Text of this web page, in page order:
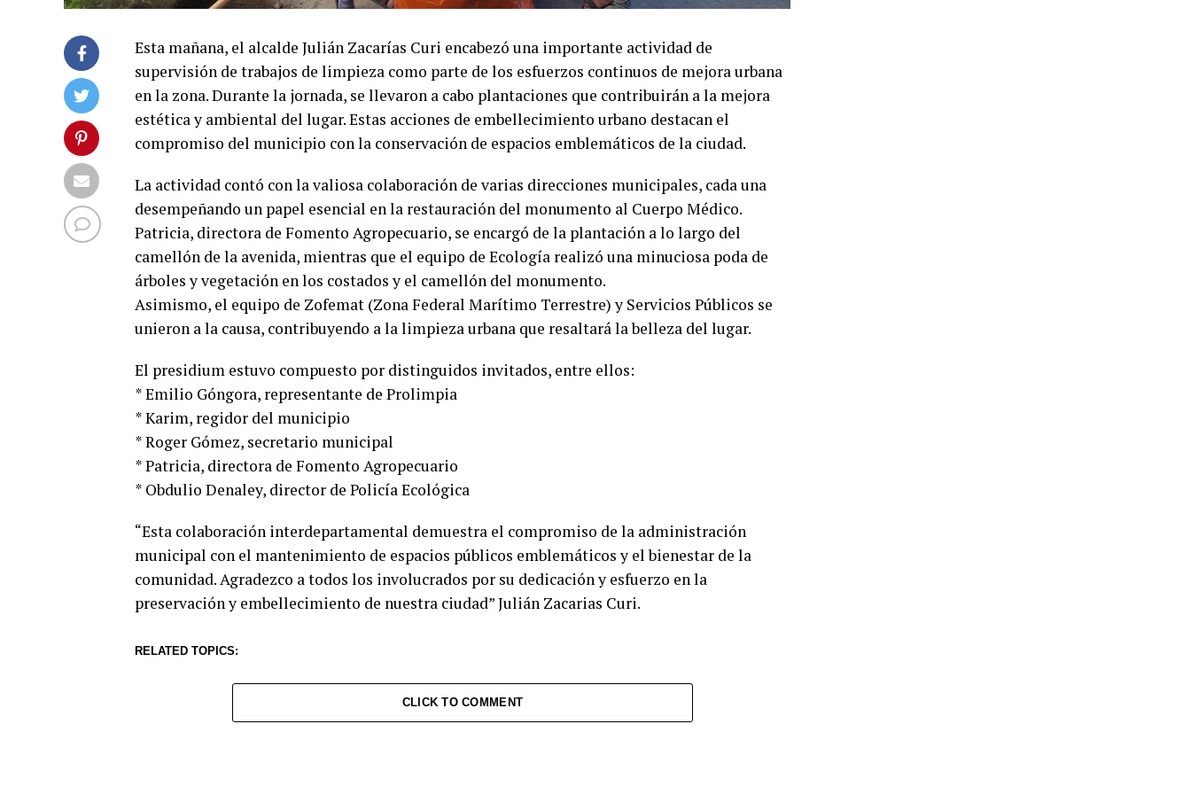
Esta mañana, el alcalde Julián Zacarías Curi encabezó una importante actividad de
supervisión de trabajos de limpieza como parte de los esfuerzos continuos de mejora urbana
en la zona. Durante la jornada, se llevaron a cabo plantaciones que contribuirán a la mejora
estética y ambiental del lugar. Estas acciones de embellecimiento urbano destacan el
compromiso del municipio con la conservación de espacios emblemáticos de la ciudad.
La actividad contó con la valiosa colaboración de varias direcciones municipales, cada una
desempeñando un papel esencial en la restauración del monumento al Cuerpo Médico.
Patricia, directora de Fomento Agropecuario, se encargó de la plantación a lo largo del
camellón de la avenida, mientras que el equipo de Ecología realizó una minuciosa poda de
árboles y vegetación en los costados y el camellón del monumento.
Asimismo, el equipo de Zofemat (Zona Federal Marítimo Terrestre) y Servicios Públicos se
unieron a la causa, contribuyendo a la limpieza urbana que resaltará la belleza del lugar.
El presidium estuvo compuesto por distinguidos invitados, entre ellos:
* Emilio Góngora, representante de Prolimpia
* Karim, regidor del municipio
* Roger Gómez, secretario municipal
* Patricia, directora de Fomento Agropecuario
* Obdulio Denaley, director de Policía Ecológica
“Esta colaboración interdepartamental demuestra el compromiso de la administración
municipal con el mantenimiento de espacios públicos emblemáticos y el bienestar de la
comunidad. Agradezco a todos los involucrados por su dedicación y esfuerzo en la
preservación y embellecimiento de nuestra ciudad” Julián Zacarias Curi.
RELATED TOPICS:
CLICK TO COMMENT